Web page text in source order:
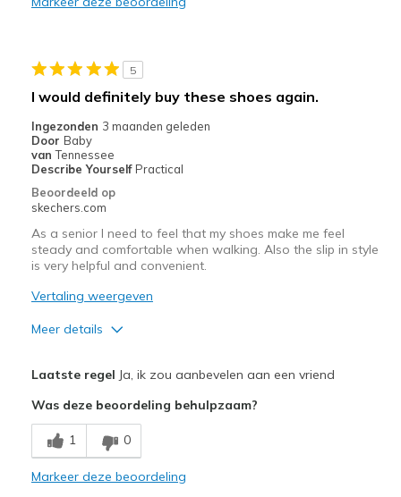
Casual Wear
Feels true to size
View On Shoes
I'm Into Shoes
5
I would definitely buy these shoes again.
Ingezonden 3 maanden geleden
Door Baby
van Tennessee
Describe Yourself Practical
Beoordeeld op
skechers.com
As a senior I need to feel that my shoes make me feel
steady and comfortable when walking. Also the slip in style
is very helpful and convenient.
Vertaling weergeven
Meer details
Comfortable
Stylish
Laatste regel Ja, ik zou aanbevelen aan een vriend
Was deze beoordeling behulpzaam?
1 0
Markeer deze beoordeling